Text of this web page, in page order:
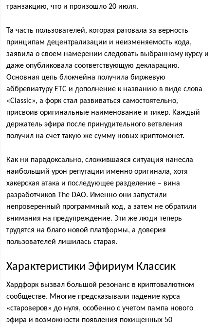
транзакцию, что и произошло 20 июля.
Та часть пользователей, которая ратовала за верность
принципам децентрализации и неизменяемость кода,
заявила о своем намерении следовать выбранному курсу и
даже опубликовала соответствующую декларацию.
Основная цепь блокчейна получила биржевую
аббревиатуру ЕТС и дополнение к названию в виде слова
«Classic», а форк стал развиваться самостоятельно,
присвоив оригинальные наименование и тикер. Каждый
держатель эфира после принудительного ветвления
получил на счет такую же сумму новых криптомонет.
Как ни парадоксально, сложившаяся ситуация нанесла
наибольший урон репутации именно оригинала, хотя
хакерская атака и последующее разделение – вина
разработчиков The DAO. Именно они запустили
непроверенный программный код, а затем не обратили
внимания на предупреждение. Эти же люди теперь
трудятся на благо новой платформы, а доверия
пользователей лишилась старая.
Характеристики Эфириум Классик
Хардфорк вызвал большой резонанс в криптовалютном
сообществе. Многие предсказывали падение курса
«староверов» до нуля, особенно с учетом пампа нового
эфира и возможности появления похищенных 50